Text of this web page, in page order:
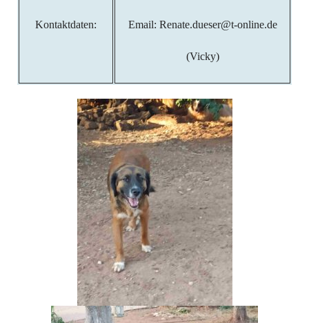
Kontaktdaten: Email: Renate.dueser@t-online.de
(Vicky)